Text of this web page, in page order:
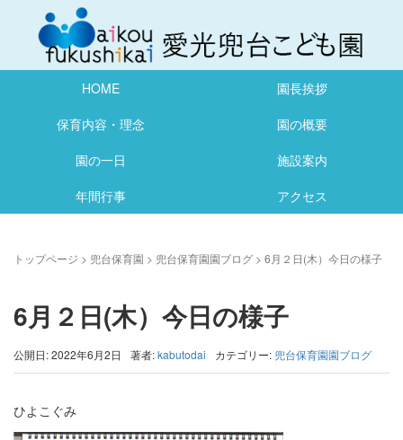
HOME
園長挨拶
保育内容・理念
園の概要
園の一日
施設案内
年間行事
アクセス
トップページ > 兜台保育園 > 兜台保育園園ブログ > 6月２日(木）今日の様子
6月２日(木）今日の様子
公開日: 2022年6月2日 著者:kabutodai カテゴリー: 兜台保育園園ブログ
ひよこぐみ